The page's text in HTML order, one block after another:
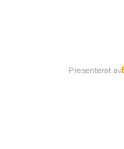
Presenterat av